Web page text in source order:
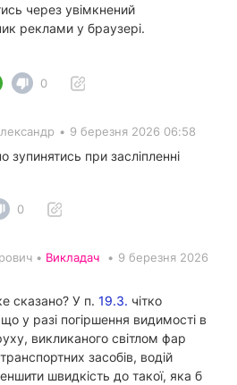
через увімкнений
реклами у браузері.
0
• 9 березня 2026 06:58
зупинятись при засліпленні
0
• Викладач • 9 березня 2026
сказано? У п. 19.3. чітко
у разі погіршення видимості в
викликаного світлом фар
засобів, водій
швидкість до такої, яка б